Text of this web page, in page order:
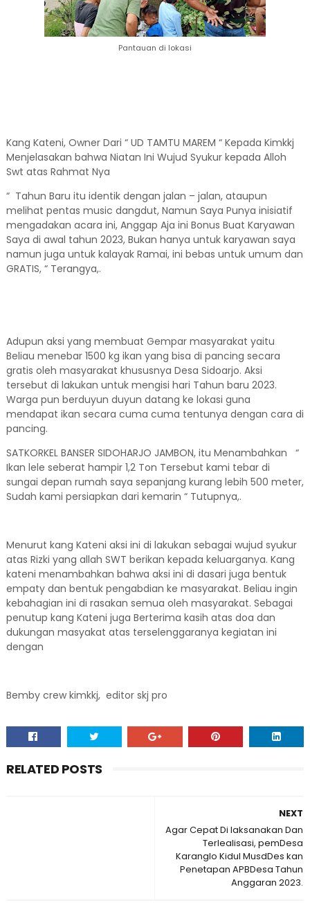
Pantauan di lokasi
Kang Kateni, Owner Dari “ UD TAMTU MAREM “ Kepada Kimkkj
Menjelasakan bahwa Niatan Ini Wujud Syukur kepada Alloh
Swt atas Rahmat Nya
“ Tahun Baru itu identik dengan jalan – jalan, ataupun
melihat pentas music dangdut, Namun Saya Punya inisiatif
mengadakan acara ini, Anggap Aja ini Bonus Buat Karyawan
Saya di awal tahun 2023, Bukan hanya untuk karyawan saya
namun juga untuk kalayak Ramai, ini bebas untuk umum dan
GRATIS, “ Terangya,.
Adupun aksi yang membuat Gempar masyarakat yaitu
Beliau menebar 1500 kg ikan yang bisa di pancing secara
gratis oleh masyarakat khususnya Desa Sidoarjo. Aksi
tersebut di lakukan untuk mengisi hari Tahun baru 2023.
Warga pun berduyun duyun datang ke lokasi guna
mendapat ikan secara cuma cuma tentunya dengan cara di
pancing.
SATKORKEL BANSER SIDOHARJO JAMBON, itu Menambahkan “
Ikan lele seberat hampir 1,2 Ton Tersebut kami tebar di
sungai depan rumah saya sepanjang kurang lebih 500 meter,
Sudah kami persiapkan dari kemarin “ Tutupnya,.
Menurut kang Kateni aksi ini di lakukan sebagai wujud syukur
atas Rizki yang allah SWT berikan kepada keluarganya. Kang
kateni menambahkan bahwa aksi ini di dasari juga bentuk
empaty dan bentuk pengabdian ke masyarakat. Beliau ingin
kebahagian ini di rasakan semua oleh masyarakat. Sebagai
penutup kang Kateni juga Berterima kasih atas doa dan
dukungan masyakat atas terselenggaranya kegiatan ini
dengan
Bemby crew kimkkj, editor skj pro
RELATED POSTS
NEXT
Agar Cepat Di laksanakan Dan
Terlealisasi, pemDesa
Karanglo Kidul MusdDes kan
Penetapan APBDesa Tahun
Anggaran 2023.